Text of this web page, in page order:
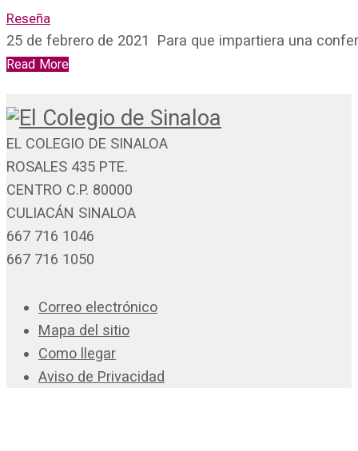
Reseña
25 de febrero de 2021 Para que impartiera una
Read More
EL COLEGIO DE SINALOA
ROSALES 435 PTE.
CENTRO C.P. 80000
CULIACÁN SINALOA
667 716 1046
667 716 1050
Correo electrónico
Mapa del sitio
Como llegar
Aviso de Privacidad